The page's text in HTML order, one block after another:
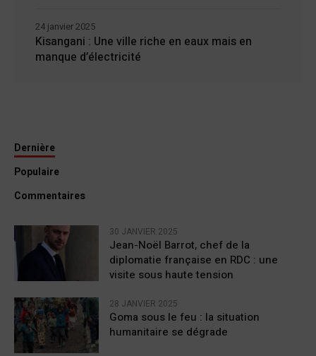
Kisangani : Une ville riche en eaux mais en
manque d’électricité
24 janvier 2025
Dernière
Populaire
Commentaires
30 JANVIER 2025
Jean-Noël Barrot, chef de la
diplomatie française en RDC : une
visite sous haute tension
28 JANVIER 2025
Goma sous le feu : la situation
humanitaire se dégrade